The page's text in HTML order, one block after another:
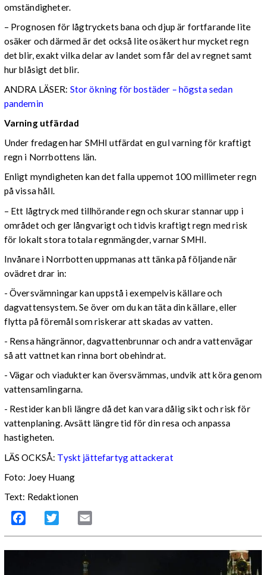
omständigheter.
– Prognosen för lågtryckets bana och djup är fortfarande lite
osäker och därmed är det också lite osäkert hur mycket regn
det blir, exakt vilka delar av landet som får del av regnet samt
hur blåsigt det blir.
ANDRA LÄSER: Stor ökning för bostäder – högsta sedan
pandemin
Varning utfärdad
Under fredagen har SMHI utfärdat en gul varning för kraftigt
regn i Norrbottens län.
Enligt myndigheten kan det falla uppemot 100 millimeter regn
på vissa håll.
– Ett lågtryck med tillhörande regn och skurar stannar upp i
området och ger långvarigt och tidvis kraftigt regn med risk
för lokalt stora totala regnmängder, varnar SMHI.
Invånare i Norrbotten uppmanas att tänka på följande när
ovädret drar in:
- Översvämningar kan uppstå i exempelvis källare och
dagvattensystem. Se över om du kan täta din källare, eller
flytta på föremål som riskerar att skadas av vatten.
- Rensa hängrännor, dagvattenbrunnar och andra vattenvägar
så att vattnet kan rinna bort obehindrat.
- Vägar och viadukter kan översvämmas, undvik att köra genom
vattensamlingarna.
- Restider kan bli längre då det kan vara dålig sikt och risk för
vattenplaning. Avsätt längre tid för din resa och anpassa
hastigheten.
LÄS OCKSÅ: Tyskt jättefartyg attackerat
Foto: Joey Huang
Text: Redaktionen
Facebook Twitter